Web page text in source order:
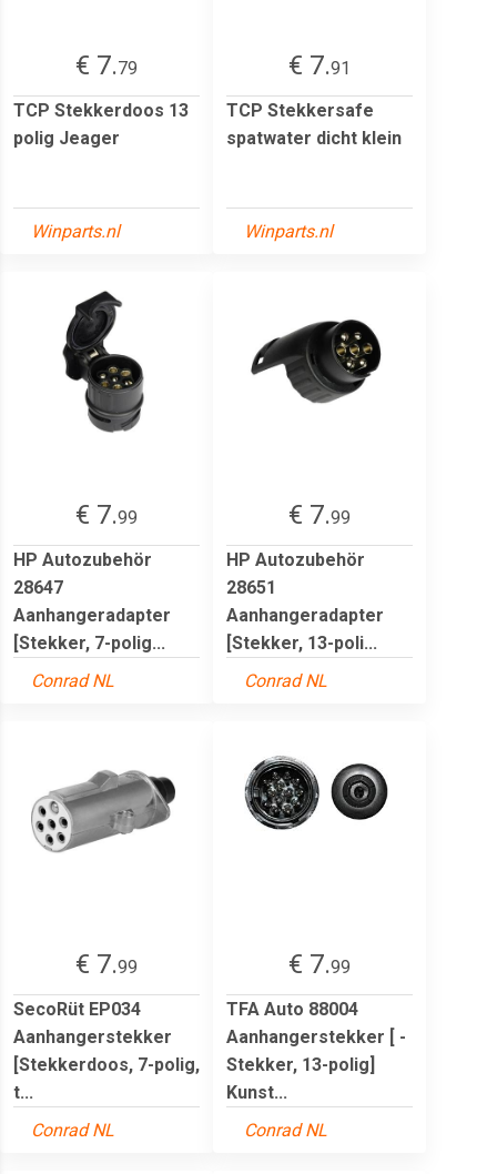
€ 7.79
TCP Stekkerdoos 13
polig Jeager
Winparts.nl
€ 7.91
TCP Stekkersafe
spatwater dicht klein
Winparts.nl
€ 7.99
HP Autozubehör
28647
Aanhangeradapter
[Stekker, 7-polig...
Conrad NL
€ 7.99
HP Autozubehör
28651
Aanhangeradapter
[Stekker, 13-poli...
Conrad NL
€ 7.99
SecoRüt EP034
Aanhangerstekker
[Stekkerdoos, 7-polig,
t...
Conrad NL
€ 7.99
TFA Auto 88004
Aanhangerstekker [ -
Stekker, 13-polig]
Kunst...
Conrad NL